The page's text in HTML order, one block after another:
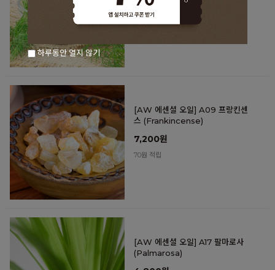
4,800원
40원 적립
[AW 에센셜 오일] A09 프랑킨센
스 (Frankincense)
7,200원
70원 적립
[AW 에센셜 오일] A17 팔마로사
(Palmarosa)
하루동안 열지 않기